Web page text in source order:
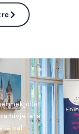
hívja fel a